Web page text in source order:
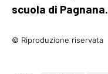
scuola di Pagnana.
© Riproduzione riservata